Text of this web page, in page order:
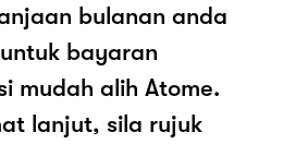
bulanan anda
bayaran
mudah alih Atome.
lanjut, sila rujuk